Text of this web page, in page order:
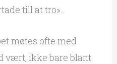
till at tro».
møtes ofte med
vært, ikke bare blant